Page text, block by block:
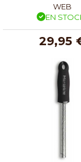
WEB
EN
29,95